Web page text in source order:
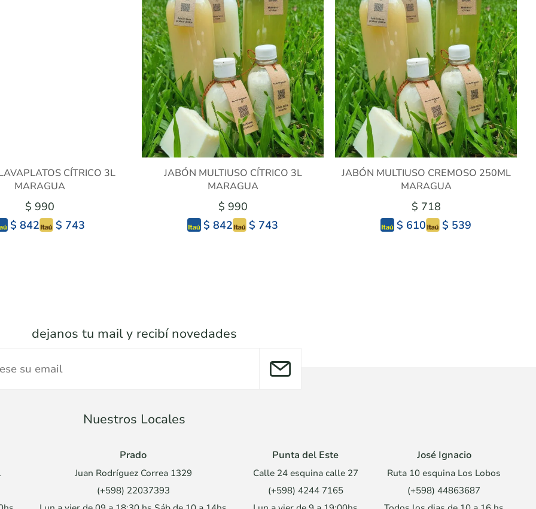
CÍTRICO 3L
MARAGUA
$ 990
$ 842
$ 743
JABÓN MULTIUSO CÍTRICO 3L
MARAGUA
$ 990
$ 842
$ 743
JABÓN MULTIUSO CREMOSO 250ML
MARAGUA
$ 718
$ 610
$ 539
dejanos tu mail y recibí novedades
Nuestros Locales
Prado
Juan Rodríguez Correa 1329
(+598) 22037393
Punta del Este
Calle 24 esquina calle 27
(+598) 4244 7165
José Ignacio
Ruta 10 esquina Los Lobos
(+598) 44863687